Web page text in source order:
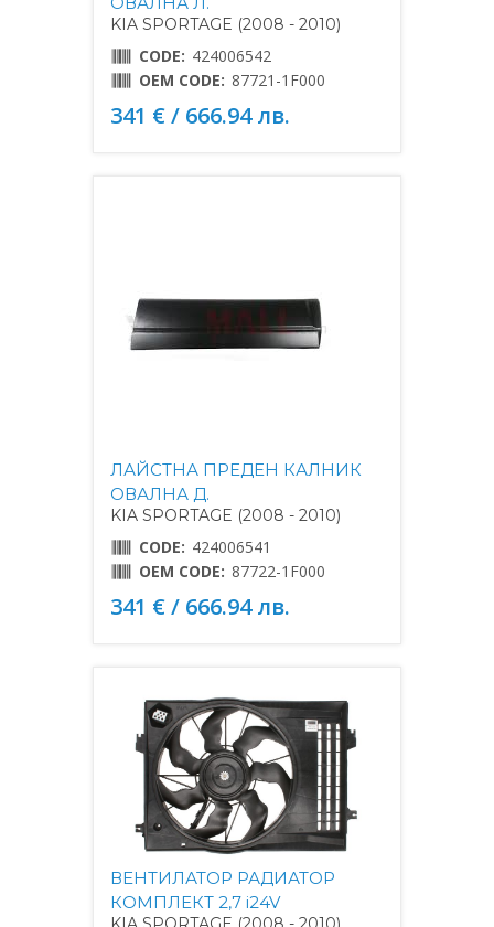
KIA SPORTAGE (2008 - 2010)
CODE: 424006542
OEM CODE: 87721-1F000
341 € / 666.94 лв.
ЛАЙСТНА ПРЕДЕН КАЛНИК
ОВАЛНА Д.
KIA SPORTAGE (2008 - 2010)
CODE: 424006541
OEM CODE: 87722-1F000
341 € / 666.94 лв.
ВЕНТИЛАТОР РАДИАТОР
КОМПЛЕКТ 2,7 i24V